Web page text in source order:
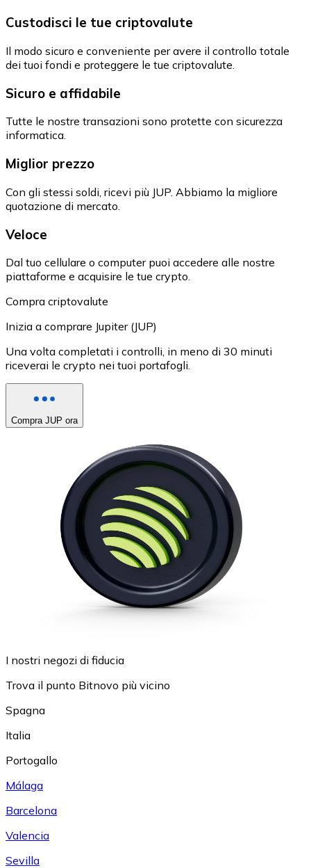
Custodisci le tue criptovalute
Il modo sicuro e conveniente per avere il controllo totale
dei tuoi fondi e proteggere le tue criptovalute.
Sicuro e affidabile
Tutte le nostre transazioni sono protette con sicurezza
informatica.
Miglior prezzo
Con gli stessi soldi, ricevi più JUP. Abbiamo la migliore
quotazione di mercato.
Veloce
Dal tuo cellulare o computer puoi accedere alle nostre
piattaforme e acquisire le tue crypto.
Compra criptovalute
Inizia a comprare Jupiter (JUP)
Una volta completati i controlli, in meno di 30 minuti
riceverai le crypto nei tuoi portafogli.
Compra JUP ora
I nostri negozi di fiducia
Trova il punto Bitnovo più vicino
Spagna
Italia
Portogallo
Málaga
Barcelona
Valencia
Sevilla